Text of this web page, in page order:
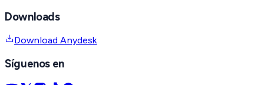
Downloads
Download Anydesk
Síguenos en